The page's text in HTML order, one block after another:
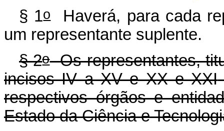
§ 1oHaverá, para cada
um representante suplente.
§ 2oOs representantes,
incisos IV a XV e XX e XXI
respectivos órgãos e
Estado da Ciência e